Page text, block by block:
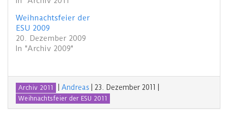
Weihnachtsfeier der
ESU 2009
20. Dezember 2009
In "Archiv 2009"
Archiv 2011 Andreas 23. Dezember 2011
Weihnachtsfeier der ESU 2011